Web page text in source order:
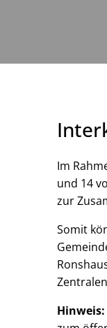
Im
und 14
zur
Somit
Hinweis: